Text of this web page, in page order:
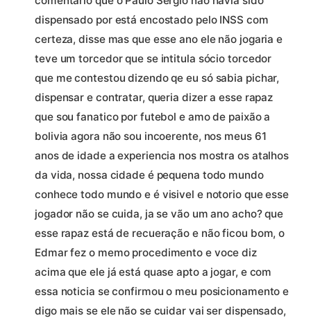
dispensado por está encostado pelo INSS com
certeza, disse mas que esse ano ele não jogaria e
teve um torcedor que se intitula sócio torcedor
que me contestou dizendo qe eu só sabia pichar,
dispensar e contratar, queria dizer a esse rapaz
que sou fanatico por futebol e amo de paixão a
bolivia agora não sou incoerente, nos meus 61
anos de idade a experiencia nos mostra os atalhos
da vida, nossa cidade é pequena todo mundo
conhece todo mundo e é visivel e notorio que esse
jogador não se cuida, ja se vão um ano acho? que
esse rapaz está de recueração e não ficou bom, o
Edmar fez o memo procedimento e voce diz
acima que ele já está quase apto a jogar, e com
essa noticia se confirmou o meu posicionamento e
digo mais se ele não se cuidar vai ser dispensado,